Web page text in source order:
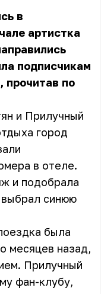
в
артистка
подписчикам
прочитав по
и Прилучный
город
в отеле.
и подобрала
синюю
была
месяцев назад,
Прилучный
фан-клубу,